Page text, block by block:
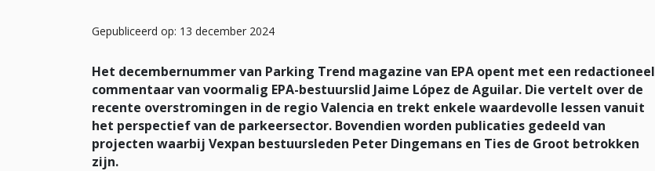
Gepubliceerd op: 13 december 2024
Het decembernummer van Parking Trend magazine van EPA opent met een redactioneel
commentaar van voormalig EPA-bestuurslid Jaime López de Aguilar. Die vertelt over de
recente overstromingen in de regio Valencia en trekt enkele waardevolle lessen vanuit
het perspectief van de parkeersector. Bovendien worden publicaties gedeeld van
projecten waarbij Vexpan bestuursleden Peter Dingemans en Ties de Groot betrokken
zijn.